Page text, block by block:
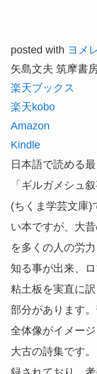
posted with ヨメ
矢島文夫 筑摩書
楽天ブックス
楽天kobo
Amazon
Kindle
日本語で読める
「ギルガメシュ
(ちくま学芸文庫)
い本ですが、大
を多くの人の労
知る事が出来、
粘土板を実直に
部分があります
全体像がイメー
大古の詩集です